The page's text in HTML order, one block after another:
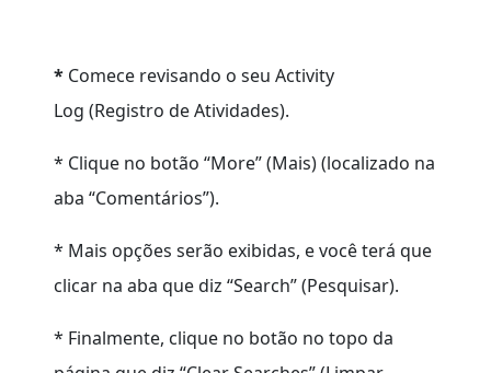
* Comece revisando o seu Activity
Log (Registro de Atividades).
* Clique no botão “More” (Mais) (localizado na
aba “Comentários”).
* Mais opções serão exibidas, e você terá que
clicar na aba que diz “Search” (Pesquisar).
* Finalmente, clique no botão no topo da